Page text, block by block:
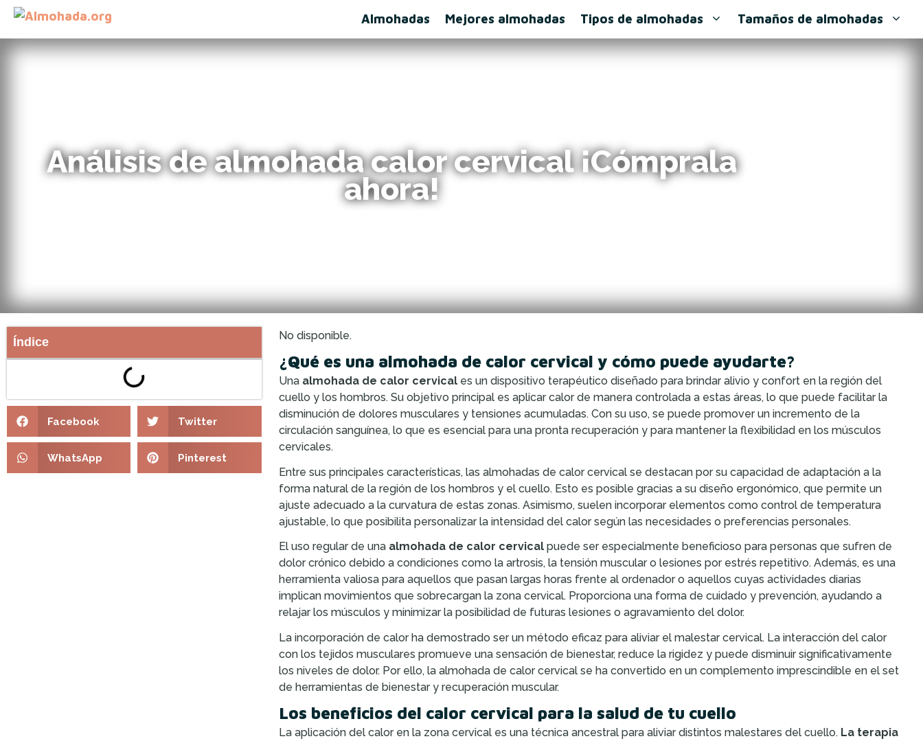
Almohadas Mejores almohadas Tipos de almohadas Tamaños de almohadas
Análisis de almohada calor cervical ¡Cómprala
ahora!
Índice
Facebook Twitter
WhatsApp Pinterest
No disponible.
¿Qué es una almohada de calor cervical y cómo puede ayudarte?
Una almohada de calor cervicales un dispositivo terapéutico diseñado para brindar alivio y confort en la región del
cuello y los hombros. Su objetivo principal es aplicar calor de manera controlada a estas áreas, lo que puede facilitar la
disminución de dolores musculares y tensiones acumuladas. Con su uso, se puede promover un incremento de la
circulación sanguínea, lo que es esencial para una pronta recuperación y para mantener la flexibilidad en los músculos
cervicales.
Entre sus principales características, las almohadas de calor cervical se destacan por su capacidad de adaptación a la
forma natural de la región de los hombros y el cuello. Esto es posible gracias a su diseño ergonómico, que permite un
ajuste adecuado a la curvatura de estas zonas. Asimismo, suelen incorporar elementos como control de temperatura
ajustable, lo que posibilita personalizar la intensidad del calor según las necesidades o preferencias personales.
El uso regular de una almohada de calor cervicalpuede ser especialmente beneficioso para personas que sufren de
dolor crónico debido a condiciones como la artrosis, la tensión muscular o lesiones por estrés repetitivo. Además, es una
herramienta valiosa para aquellos que pasan largas horas frente al ordenador o aquellos cuyas actividades diarias
implican movimientos que sobrecargan la zona cervical. Proporciona una forma de cuidado y prevención, ayudando a
relajar los músculos y minimizar la posibilidad de futuras lesiones o agravamiento del dolor.
La incorporación de calor ha demostrado ser un método eficaz para aliviar el malestar cervical. La interacción del calor
con los tejidos musculares promueve una sensación de bienestar, reduce la rigidez y puede disminuir significativamente
los niveles de dolor. Por ello, la almohada de calor cervical se ha convertido en un complemento imprescindible en el set
de herramientas de bienestar y recuperación muscular.
Los beneficios del calor cervical para la salud de tu cuello
La aplicación del calor en la zona cervical es una técnica ancestral para aliviar distintos malestares del cuello. La terapia